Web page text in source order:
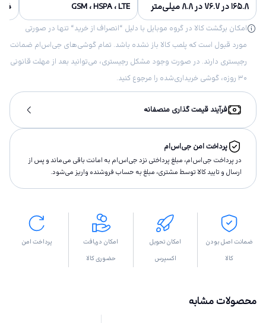
۱۶۵.۸ در ۷۶.۷ در ۸.۸ میلی‌متر
GSM ، HSPA ، LTE
64 گیگابایت, 128 گیگابایت
امکان برگشت کالا در گروه موبایل با دلیل “انصراف از خرید“ تنها در صورتی
مورد قبول است که پلمب کالا باز نشده باشد. تمام گوشی‌های جی‌اس‌ام ضمانت
رجیستری دارند. در صورت وجود مشکل رجیستری، می‌توانید بعد از مهلت قانونی
۳۰ روزه، گوشی خریداری‌شده را مرجوع کنید.
فرآیند قیمت گذاری منصفانه
پرداخت امن جی‌اس‌ام
در پرداخت جی‌اس‌ام، مبلغ پرداختى نزد جی‌اس‌ام به امانت باقى مى‌ماند و پس از
ارسال و تاييد كالا توسط مشتری، مبلغ به حساب فروشنده واريز مى‌شود.
ضمانت اصل بودن
کالا
امکان تحویل
اکسپرس
امکان دریافت
حضوری کالا
پرداخت امن
محصولات مشابه